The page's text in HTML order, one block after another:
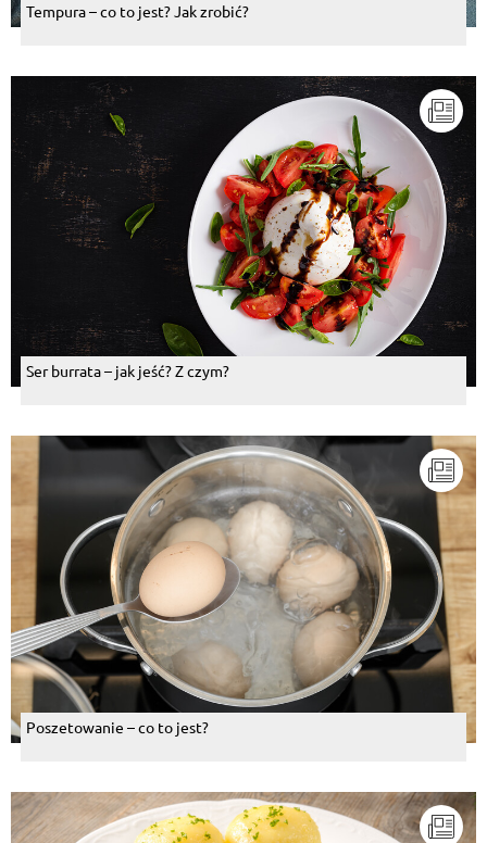
Tempura – co to jest? Jak zrobić?
Ser burrata – jak jeść? Z czym?
Poszetowanie – co to jest?